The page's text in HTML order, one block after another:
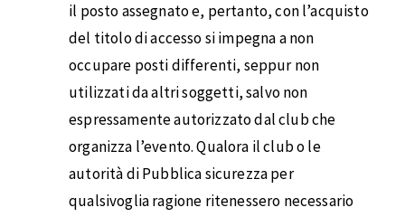
il posto assegnato e, pertanto, con l’acquisto
del titolo di accesso si impegna a non
occupare posti differenti, seppur non
utilizzati da altri soggetti, salvo non
espressamente autorizzato dal club che
organizza l’evento. Qualora il club o le
autorità di Pubblica sicurezza per
qualsivoglia ragione ritenessero necessario